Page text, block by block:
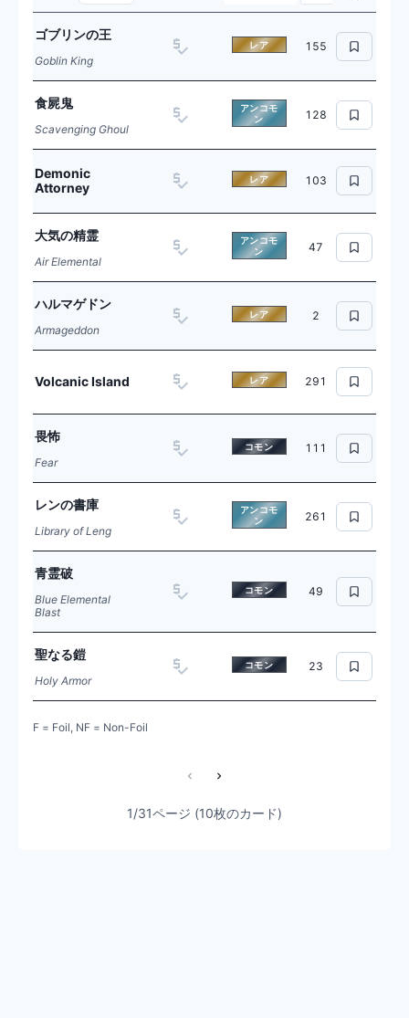
ゴブリンの王
Goblin King
レア 155
食屍鬼
Scavenging Ghoul
アンコモ
ン
128
Demonic
Attorney
レア 103
大気の精霊
Air Elemental
アンコモ
ン
47
ハルマゲドン
Armageddon
レア 2
Volcanic Island レア 291
畏怖
Fear
コモン 111
レンの書庫
Library of Leng
アンコモ
ン
261
青霊破
Blue Elemental
Blast
コモン 49
聖なる鎧
Holy Armor
コモン 23
F = Foil, NF = Non-Foil
1/31ページ (10枚のカード)